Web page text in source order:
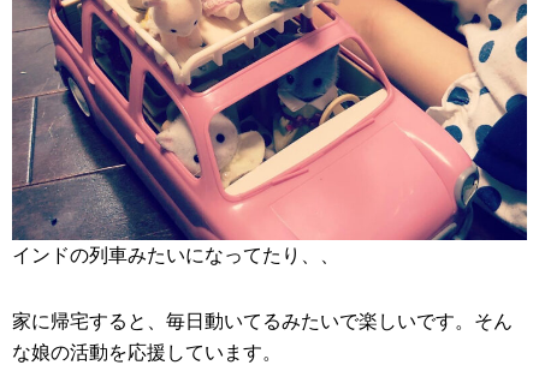
インドの列車みたいになってたり、、
家に帰宅すると、毎日動いてるみたいで楽しいです。そん
な娘の活動を応援しています。